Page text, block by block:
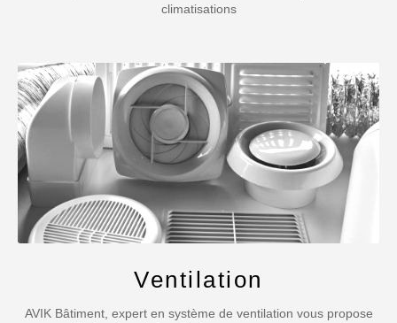
climatisations
Ventilation
AVIK Bâtiment, expert en système de ventilation vous propose